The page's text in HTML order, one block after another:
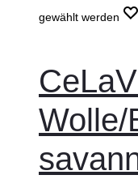
gewählt werden
Wolle/